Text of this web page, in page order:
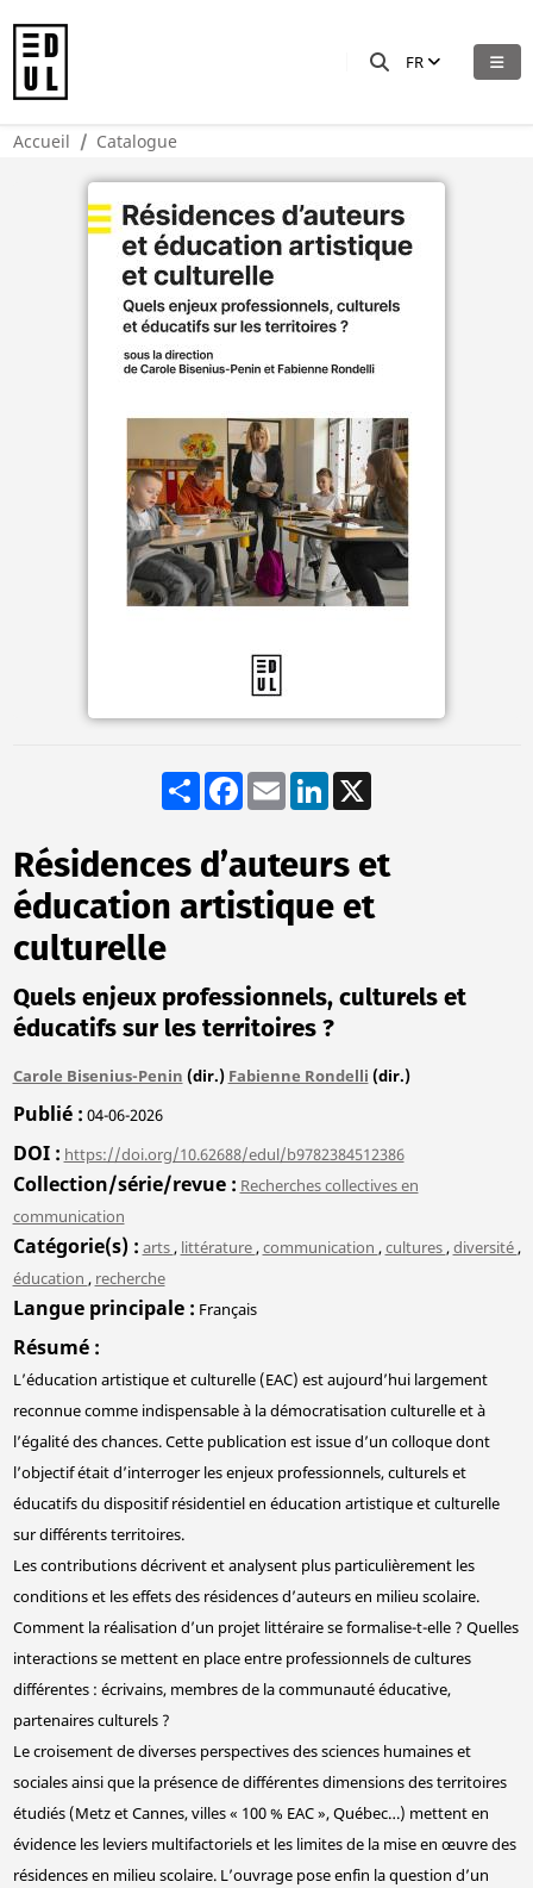
FR
Accueil Catalogue
Share Facebook
Email LinkedIn
Résidences d’auteurs et
éducation artistique et
culturelle
Quels enjeux professionnels, culturels et
éducatifs sur les territoires ?
Carole Bisenius-Penin (dir.) Fabienne Rondelli (dir.)
Publié 04-06-2026
DOI https://doi.org/10.62688/edul/b9782384512386
Collection/série/revue
Recherches collectives en
communication
Catégorie(s) arts, littérature,communication ,cultures,diversité,
éducation , recherche
Langue principale Français
Résumé
L’éducation artistique et culturelle (EAC) est aujourd’hui largement
reconnue comme indispensable à la démocratisation culturelle et à
l’égalité des chances. Cette publication est issue d’un colloque dont
l’objectif était d’interroger les enjeux professionnels, culturels et
éducatifs du dispositif résidentiel en éducation artistique et culturelle
sur différents territoires.
Les contributions décrivent et analysent plus particulièrement les
conditions et les effets des résidences d’auteurs en milieu scolaire.
Comment la réalisation d’un projet littéraire se formalise-t-elle ? Quelles
interactions se mettent en place entre professionnels de cultures
différentes : écrivains, membres de la communauté éducative,
partenaires culturels ?
Le croisement de diverses perspectives des sciences humaines et
sociales ainsi que la présence de différentes dimensions des territoires
étudiés (Metz et Cannes, villes « 100 % EAC », Québec…) mettent en
évidence les leviers multifactoriels et les limites de la mise en œuvre des
résidences en milieu scolaire. L’ouvrage pose enfin la question d’un